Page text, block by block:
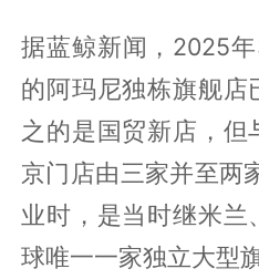
据蓝鲸新闻，2025
的阿玛尼独栋旗舰店
之的是国贸新店，
京门店由三家并至两
业时，是当时继米兰
球唯一一家独立大型